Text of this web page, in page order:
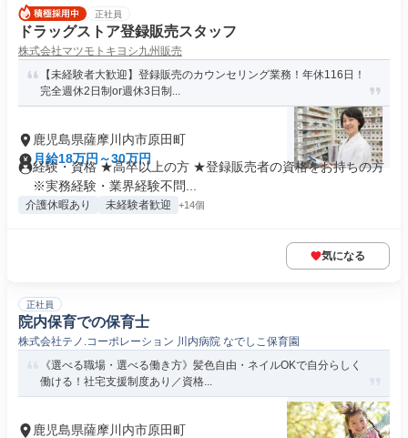
正社員
ドラッグストア登録販売スタッフ
株式会社マツモトキヨシ九州販売
【未経験者大歓迎】登録販売のカウンセリング業務！年休116日！
完全週休2日制or週休3日制...
鹿児島県薩摩川内市原田町
月給18万円～30万円
経験・資格 ★高卒以上の方 ★登録販売者の資格をお持ちの方
※実務経験・業界経験不問...
介護休暇あり 未経験者歓迎 +14個
気になる
正社員
院内保育での保育士
株式会社テノ.コーポレーション 川内病院 なでしこ保育園
《選べる職場・選べる働き方》髪色自由・ネイルOKで自分らしく
働ける！社宅支援制度あり／資格...
鹿児島県薩摩川内市原田町